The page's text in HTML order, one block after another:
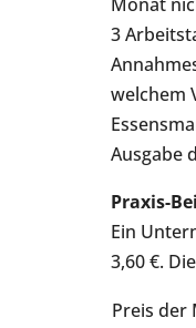
3
welchem
Ausgabe
Praxis-
Ein
3,60 €.
Preis der